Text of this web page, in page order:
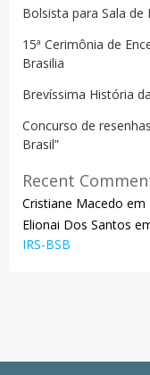
Bolsista para Sala de
15ª Cerimônia de
Brasilia
Brevíssima História
Concurso de
Brasil”
Recent
Cristiane Macedo em
Elionai Dos Santos
IRS-BSB